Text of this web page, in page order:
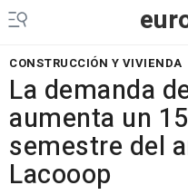
CONSTRUCCIÓN Y VIVIENDA
La demanda
aumenta un
semestre del
Lacooop